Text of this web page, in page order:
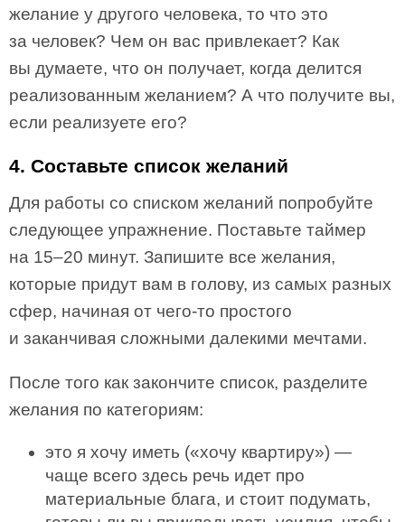
желание у другого человека, то что это
за человек? Чем он вас привлекает? Как
вы думаете, что он получает, когда делится
реализованным желанием? А что получите вы,
если реализуете его?
4. Составьте список желаний
Для работы со списком желаний попробуйте
следующее упражнение. Поставьте таймер
на 15–20 минут. Запишите все желания,
которые придут вам в голову, из самых разных
сфер, начиная от чего-то простого
и заканчивая сложными далекими мечтами.
После того как закончите список, разделите
желания по категориям:
это я хочу иметь («хочу квартиру») —
чаще всего здесь речь идет про
материальные блага, и стоит подумать,